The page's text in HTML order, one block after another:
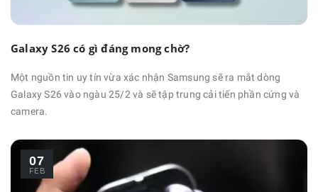
Galaxy S26 có gì đáng mong chờ?
Một nguồn tin uy tín vừa xác nhận Samsung sẽ ra mắt dòng
Galaxy S26 vào ngàu 25/2 và sẽ tập trung cải tiến phần cứng và
camera.
07
FEB